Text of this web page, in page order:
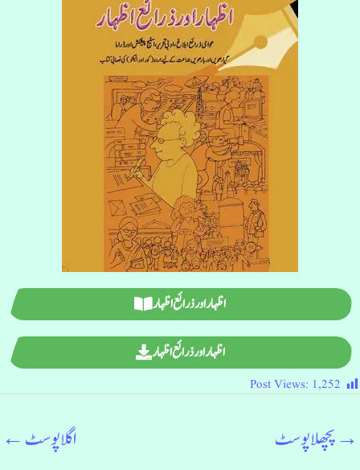
اظہار اور ذرائع اظہار
اظہار اور ذرائع اظہار
Post Views: 1,252
→پچھلا پوسٹ اگلا پوسٹ←